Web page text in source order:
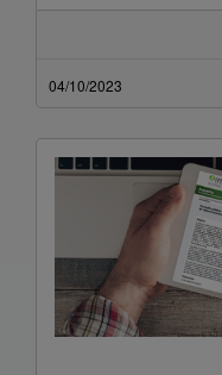
04/10/2023